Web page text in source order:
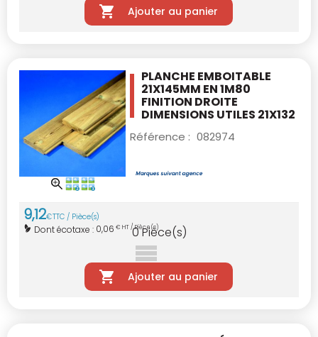
Ajouter au panier
PLANCHE EMBOITABLE
21X145MM EN 1M80
FINITION DROITE
DIMENSIONS UTILES 21X132
Référence : 082974
9,12€TTC / Pièce(s)
Dont écotaxe : 0,06 € HT / Pièce(s)
0Pièce(s)
Ajouter au panier